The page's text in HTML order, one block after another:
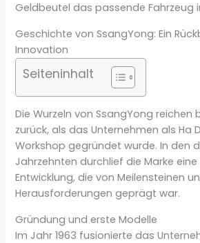
Geldbeutel das passende Fahrzeug
Geschichte von SsangYong: Ein
Innovation
Seiteninhalt
Die Wurzeln von SsangYong reichen
zurück, als das Unternehmen als Ha
Workshop gegründet wurde. In den
Jahrzehnten durchlief die Marke
Entwicklung, die von Meilensteinen
Herausforderungen geprägt war.
Gründung und erste Modelle
Im Jahr 1963 fusionierte das